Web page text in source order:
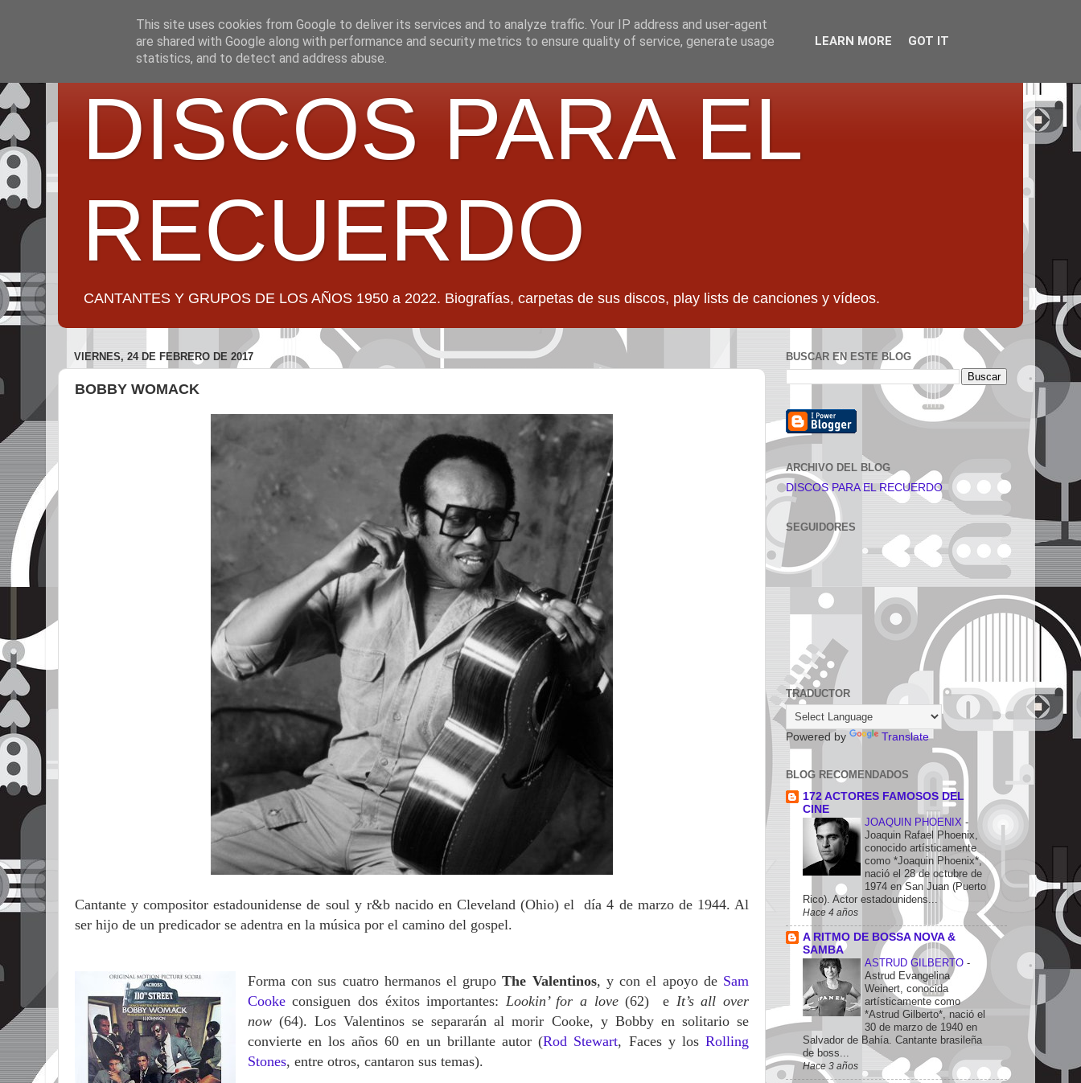
DISCOS PARA EL
RECUERDO
CANTANTES Y GRUPOS DE LOS AÑOS 1950 a 2022. Biografías, carpetas de sus discos, play lists de canciones y vídeos.
VIERNES, 24 DE FEBRERO DE 2017
BOBBY WOMACK
Cantante y compositor estadounidense de soul y r&b nacido en Cleveland (Ohio) el día 4 de marzo de 1944. Al
ser hijo de un predicador se adentra en la música por el camino del gospel.
Forma con sus cuatro hermanos el grupoThe Valentinos, y con el apoyo de Sam
Cookeconsiguen dos éxitos importantes: Lookin’ for a love(62) e It’s allover
now(64). Los Valentinos se separarán al morir Cooke, y Bobby en solitario se
convierte en los años 60 en un brillante autor (Rod Stewart, Faces y losRolling
Stones, entre otros, cantaron sus temas).
BUSCAR EN ESTE BLOG
ARCHIVO DEL BLOG
DISCOS PARA EL RECUERDO
SEGUIDORES
TRADUCTOR
Powered by Translate
BLOG RECOMENDADOS
172 ACTORES FAMOSOS DEL
CINE
JOAQUIN PHOENIX -
Joaquin Rafael Phoenix,
conocido artísticamente
como *Joaquin Phoenix*,
nació el 28 de octubre de
1974 en San Juan (Puerto
Rico). Actor estadounidens...
Hace 4 años
A RITMO DE BOSSA NOVA &
SAMBA
ASTRUD GILBERTO -
Astrud Evangelina
Weinert, conocida
artísticamente como
*Astrud Gilberto*, nació el
30 de marzo de 1940 en
Salvador de Bahía. Cantante brasileña
de boss...
Hace 3 años
This site uses cookies from Google to deliver its services and to analyze traffic. Your IP address and user-agent
are shared with Google along with performance and security metrics to ensure quality of service, generate usage
statistics, and to detect and address abuse.
LEARN MORE GOT IT